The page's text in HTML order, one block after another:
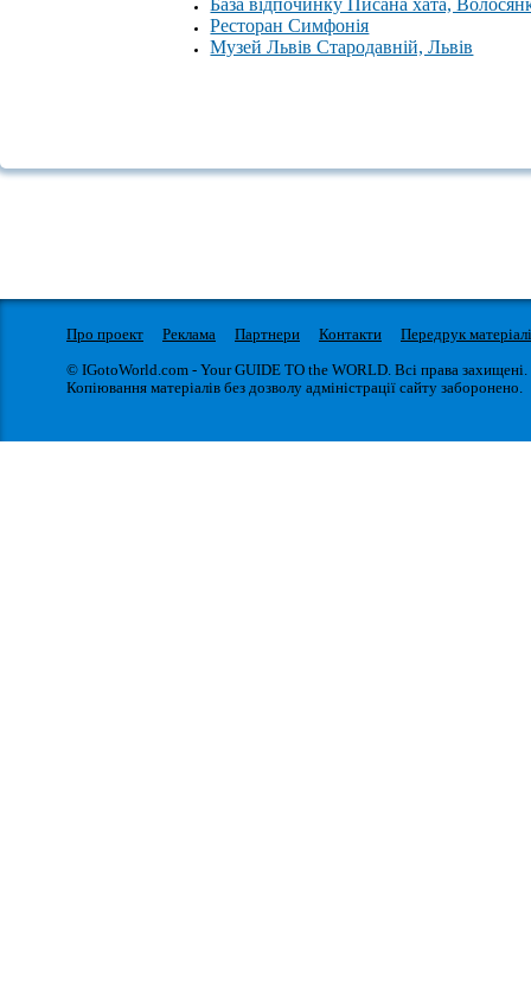
Ресторан Симфонія
Музей Львів Стародавній, Львів
Про проект Реклама Партнери Контакти
Передрук
© IGotoWorld.com - Your GUIDE TO the WORLD. Всі права захищені.
Копіювання матеріалів без дозволу адміністрації сайту заборонено.